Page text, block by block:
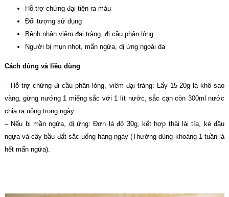
Hỗ trợ chứng đại tiện ra máu
Đối tượng sử dụng
Bệnh nhân viêm đại tràng, đi cầu phân lỏng
Người bị mụn nhọt, mẩn ngứa, dị ứng ngoài da
Cách dùng và liều dùng
– Hỗ trợ chứng đi cầu phân lỏng, viêm đại tràng: Lấy 15-20g lá khô sao
vàng, gừng nướng 1 miếng sắc với 1 lít nước, sắc cạn còn 300ml nước
chia ra uống trong ngày.
– Nếu bị mần ngứa, dị ứng: Đơn lá đỏ 30g, kết hợp thài lài tía, ké đầu
ngựa và cây bầu đất sắc uống hàng ngày (Thường dùng khoảng 1 tuần là
hết mẩn ngứa).